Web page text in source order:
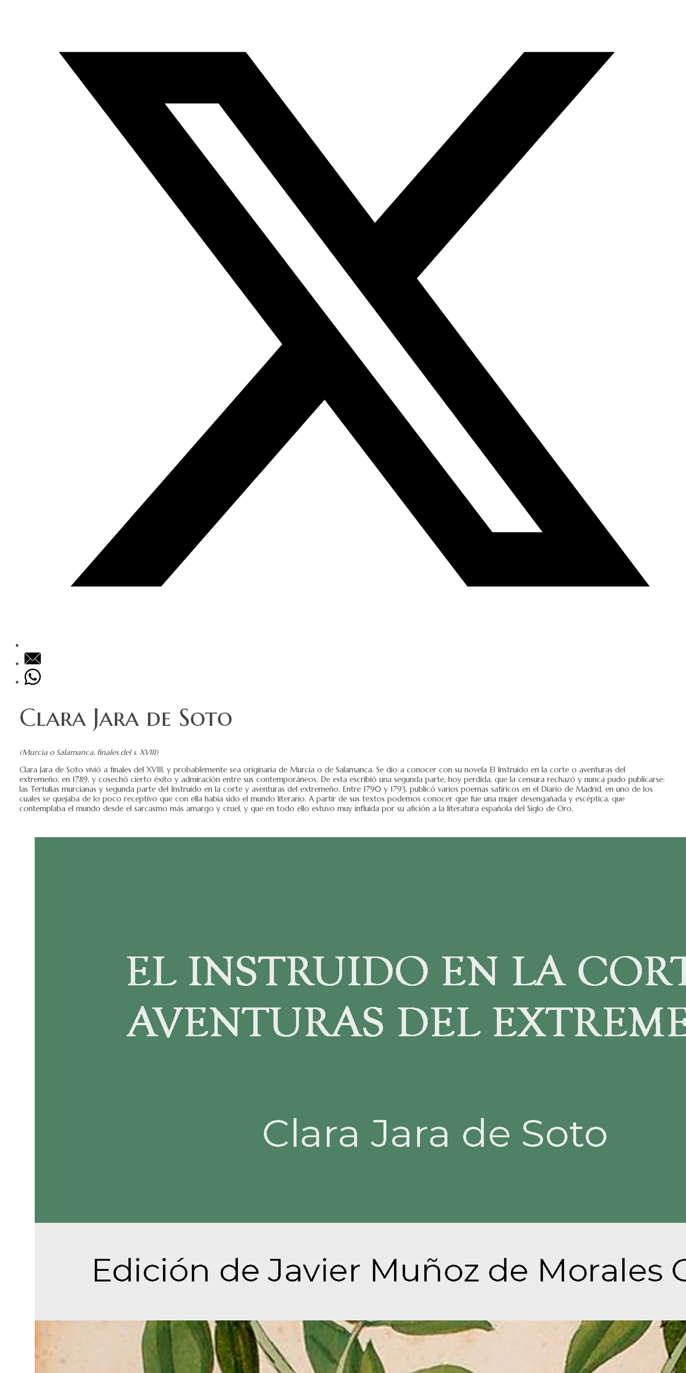
Clara Jara de Soto
(Murcia o Salamanca, finales del s. XVIII)
Clara Jara de Soto vivió a finales del XVIII, y probablemente sea originaria de Murcia o de Salamanca. Se dio a conocer con su novela El Instruido en la corte o aventuras del
extremeño, en 1789, y cosechó cierto éxito y admiración entre sus contemporáneos. De esta escribió una segunda parte, hoy perdida, que la censura rechazó y nunca pudo publicarse:
las Tertulias murcianas y segunda parte del Instruido en la corte y aventuras del extremeño. Entre 1790 y 1793, publicó varios poemas satíricos en el Diario de Madrid, en uno de los
cuales se quejaba de lo poco receptivo que con ella había sido el mundo literario. A partir de sus textos podemos conocer que fue una mujer desengañada y escéptica, que
contemplaba el mundo desde el sarcasmo más amargo y cruel, y que en todo ello estuvo muy influida por su afición a la literatura española del Siglo de Oro.